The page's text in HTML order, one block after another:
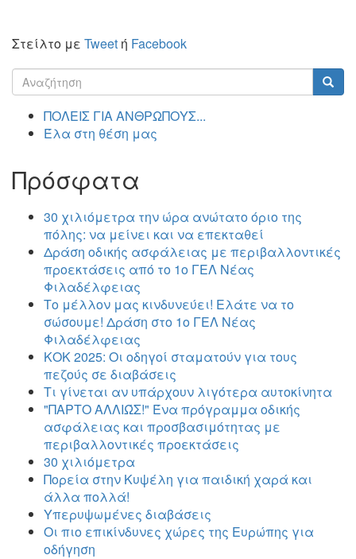
Στείλτο με Tweet ή Facebook
Φόρμα
αναζήτησης
ΠΟΛΕΙΣ ΓΙΑ ΑΝΘΡΩΠΟΥΣ...
Έλα στη θέση μας
Πρόσφατα
30 χιλιόμετρα την ώρα ανώτατο όριο της
πόλης: να μείνει και να επεκταθεί
Δράση οδικής ασφάλειας με περιβαλλοντικές
προεκτάσεις από το 1ο ΓΕΛ Νέας
Φιλαδέλφειας
Το μέλλον μας κινδυνεύει! Ελάτε να το
σώσουμε! Δράση στο 1ο ΓΕΛ Νέας
Φιλαδέλφειας
ΚΟΚ 2025: Οι οδηγοί σταματούν για τους
πεζούς σε διαβάσεις
Τι γίνεται αν υπάρχουν λιγότερα αυτοκίνητα
"ΠΑΡΤΟ ΑΛΛΙΏΣ!" Ένα πρόγραμμα οδικής
ασφάλειας και προσβασιμότητας με
περιβαλλοντικές προεκτάσεις
30 χιλιόμετρα
Πορεία στην Κυψέλη για παιδική χαρά και
άλλα πολλά!
Υπερυψωμένες διαβάσεις
Οι πιο επικίνδυνες χώρες της Ευρώπης για
οδήγηση